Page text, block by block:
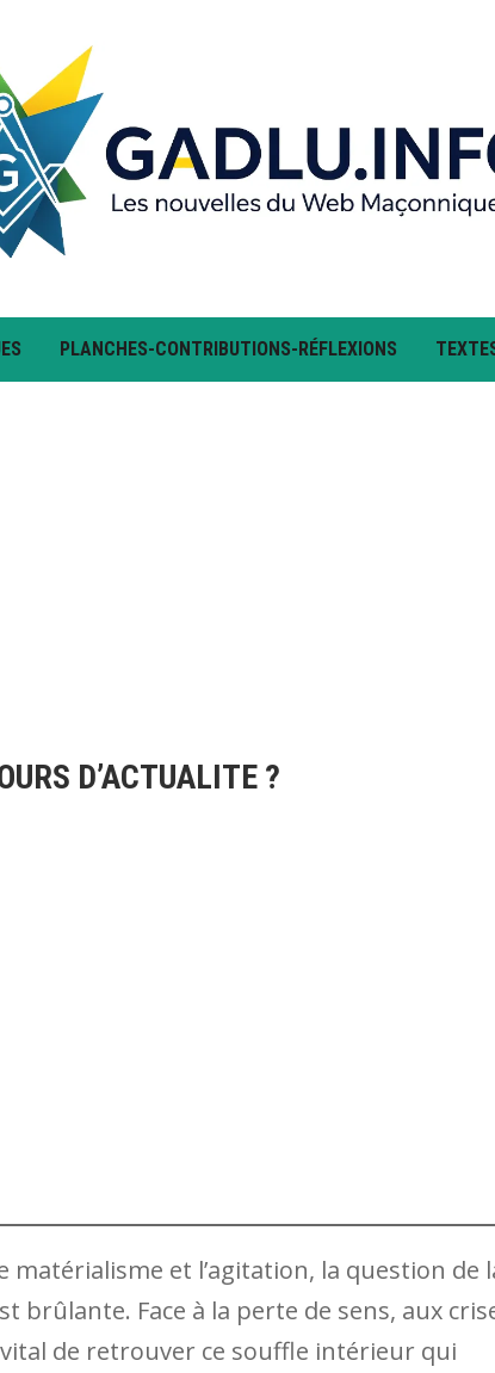
PLANCHES-CONTRIBUTIONS-RÉFLEXIONS
D’ACTUALITE ?
matérialisme et l’agitation, la question de
brûlante. Face à la perte de sens, aux
de retrouver ce souffle intérieur qui